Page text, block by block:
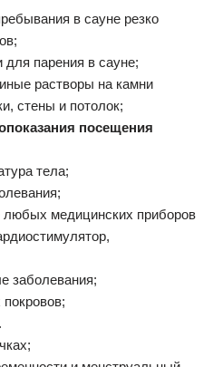
в сауне резко
для парения в сауне;
растворы на камни
стены и потолок;
посещения
тела;
любых медицинских приборов
заболевания;